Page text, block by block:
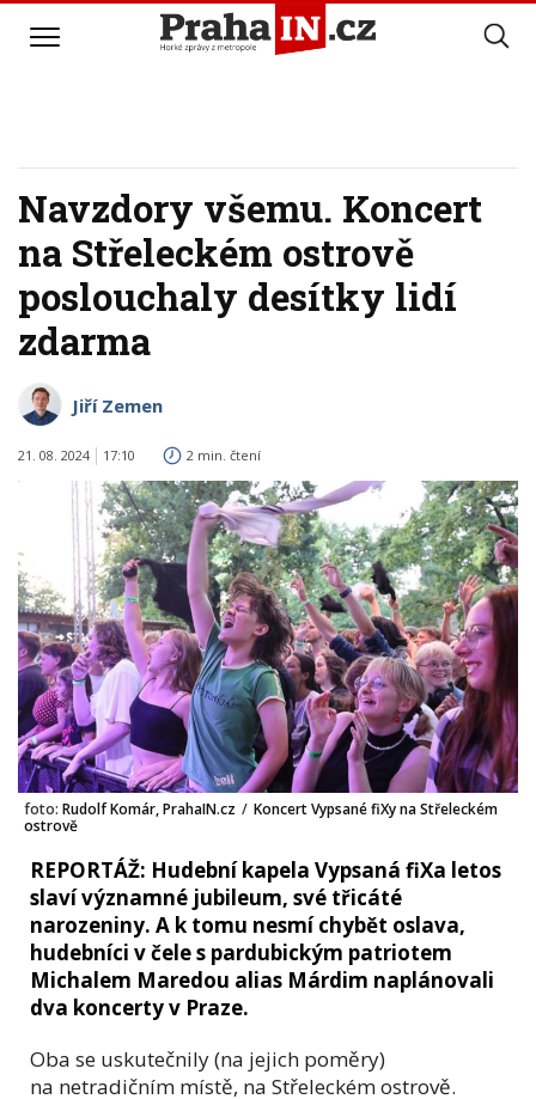
Navzdory všemu. Koncert
na Střeleckém ostrově
poslouchaly desítky lidí
zdarma
Jiří Zemen
21. 08. 2024 17:10 2 min. čtení
foto: Rudolf Komár, PrahaIN.cz / Koncert Vypsané fiXy na Střeleckém
ostrově
REPORTÁŽ: Hudební kapela Vypsaná fiXa letos
slaví významné jubileum, své třicáté
narozeniny. A k tomu nesmí chybět oslava,
hudebníci v čele s pardubickým patriotem
Michalem Maredou alias Márdim naplánovali
dva koncerty v Praze.
Oba se uskutečnily (na jejich poměry)
na netradičním místě, na Střeleckém ostrově.